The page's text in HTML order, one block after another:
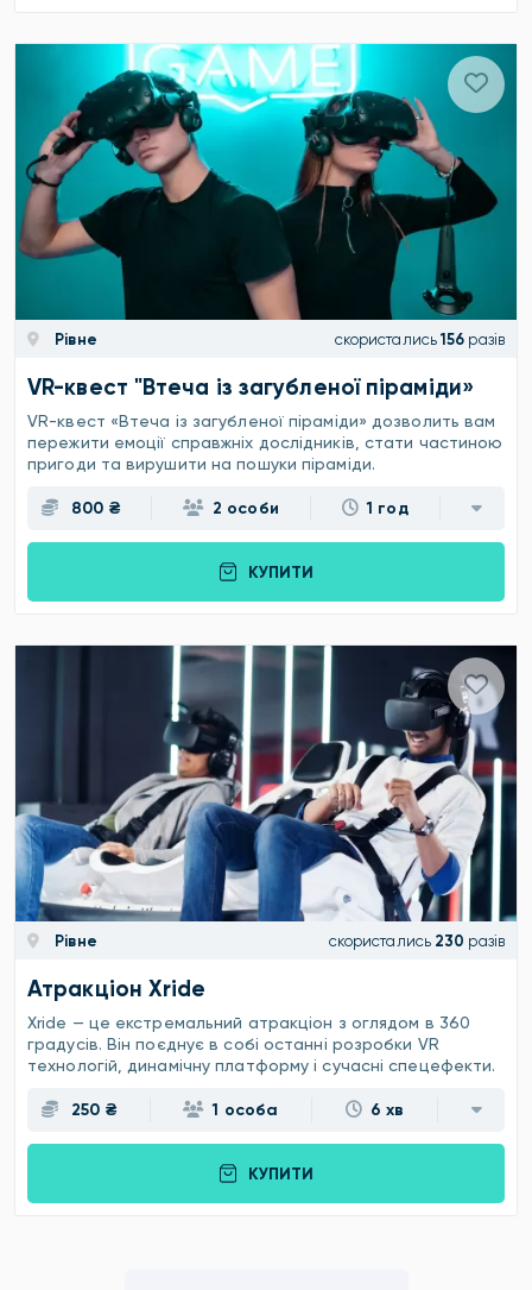
Рівне скористались 156 разів
VR-квест "Втеча із загубленої піраміди»
VR-квест «Втеча із загубленої піраміди» дозволить вам
пережити емоції справжніх дослідників, стати частиною
пригоди та вирушити на пошуки піраміди.
800 ₴ 2 особи 1 год
КУПИТИ
Рівне скористались 230 разів
Атракціон Xride
Xride — це екстремальний атракціон з оглядом в 360
градусів. Він поєднує в собі останні розробки VR
технологій, динамічну платформу і сучасні спецефекти.
250 ₴ 1 особа 6 хв
КУПИТИ